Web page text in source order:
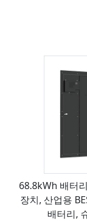
68.8kWh 배터
장치, 산업용
배터리,